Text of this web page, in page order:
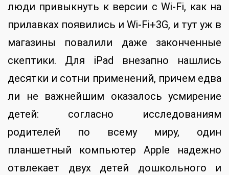
люди привыкнуть к версии с Wi-Fi, как на
прилавках появились и Wi-Fi+3G, и тут уж в
магазины повалили даже законченные
скептики. Для iPad внезапно нашлись
десятки и сотни применений, причем едва
ли не важнейшим оказалось усмирение
детей: согласно исследованиям
родителей по всему миру, один
планшетный компьютер Apple надежно
отвлекает двух детей дошкольного и